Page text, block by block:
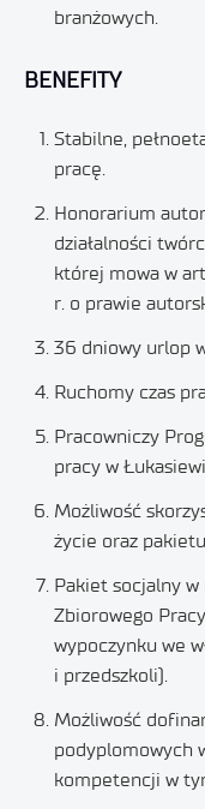
branżowych.
BENEFITY
Stabilne,
pracę.
Honorarium
działalności
której mowa w
r. o prawie
36 dniowy urlop
Ruchomy czas
Pracowniczy
pracy w
Możliwość
życie oraz
Pakiet socjalny w
Zbiorowego
wypoczynku we
i przedszkoli).
Możliwość
podyplomowych
kompetencji w